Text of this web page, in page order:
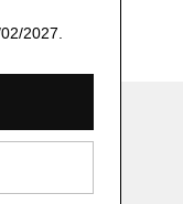
2027.